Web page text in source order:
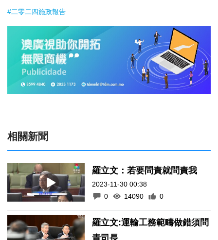
#二零二四施政報告
相關新聞
羅立文：若要問責就問責我
2023-11-30 00:38
0
14090 0
羅立文:運輸工務範疇做錯須問
責司長